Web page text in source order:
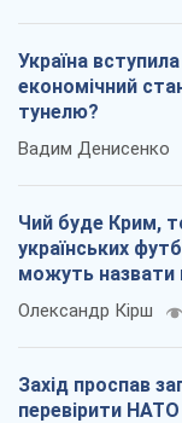
Україна
економічний
тунелю?
Вадим Денисенко
Чий буде Крим,
українських
можуть назвати
Олександр Кірш
Захід проспав
перевірити